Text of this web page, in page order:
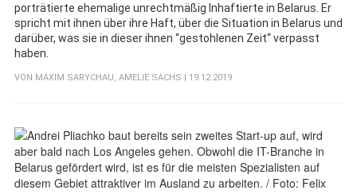
porträtierte ehemalige unrechtmäßig Inhaftierte in Belarus. Er
spricht mit ihnen über ihre Haft, über die Situation in Belarus und
darüber, was sie in dieser ihnen “gestohlenen Zeit“ verpasst
haben.
VON MAXIM SARYCHAU AMELIE SACHS | 19.12.2019